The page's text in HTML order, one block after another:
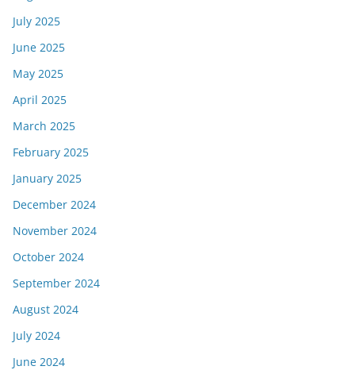
July 2025
June 2025
May 2025
April 2025
March 2025
February 2025
January 2025
December 2024
November 2024
October 2024
September 2024
August 2024
July 2024
June 2024